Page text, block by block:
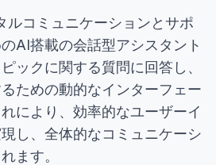
ルコミュニケーションとサポ
AI搭載の会話型アシスタント
ックに関する質問に回答し、
ための動的なインターフェー
により、効率的なユーザーイ
し、全体的なコミュニケーシ
ます。